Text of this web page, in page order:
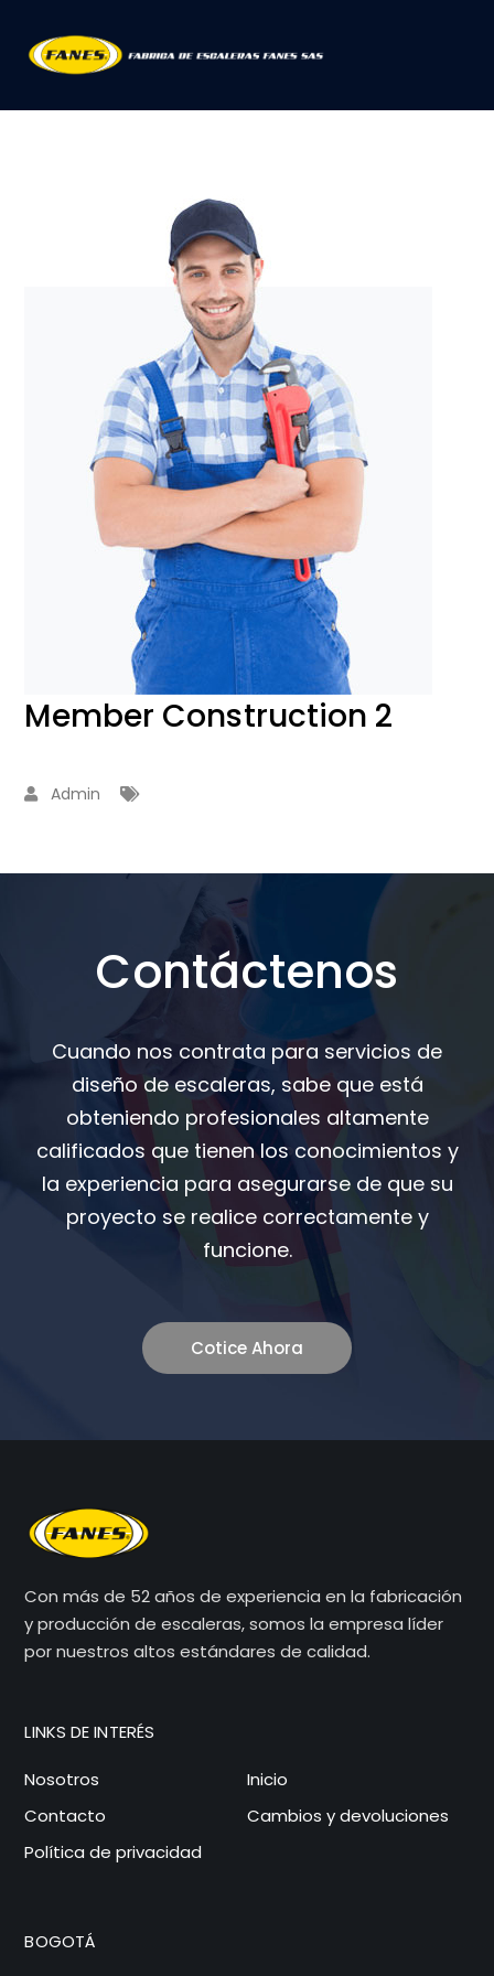
Member Construction 2
Admin
Contáctenos
Cuando nos contrata para servicios de
diseño de escaleras, sabe que está
obteniendo profesionales altamente
calificados que tienen los conocimientos y
la experiencia para asegurarse de que su
proyecto se realice correctamente y
funcione.
Cotice Ahora
Con más de 52 años de experiencia en la fabricación
y producción de escaleras, somos la empresa líder
por nuestros altos estándares de calidad.
LINKS DE INTERÉS
Nosotros
Inicio
Contacto
Cambios y devoluciones
Política de privacidad
BOGOTÁ